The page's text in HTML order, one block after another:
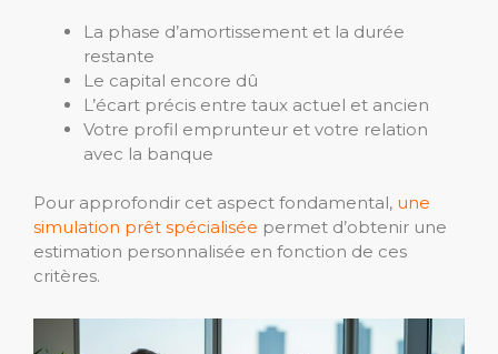
La phase d’amortissement et la durée
restante
Le capital encore dû
L’écart précis entre taux actuel et ancien
Votre profil emprunteur et votre relation
avec la banque
Pour approfondir cet aspect fondamental, une
simulation prêt spécialisée permet d’obtenir une
estimation personnalisée en fonction de ces
critères.